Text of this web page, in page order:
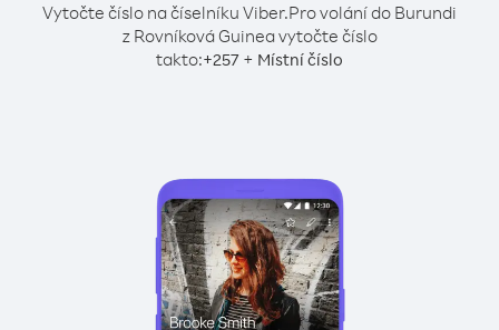
Vytočte číslo na číselníku Viber.Pro volání do Burundi
z Rovníková Guinea vytočte číslo
takto:+257 + Místní číslo